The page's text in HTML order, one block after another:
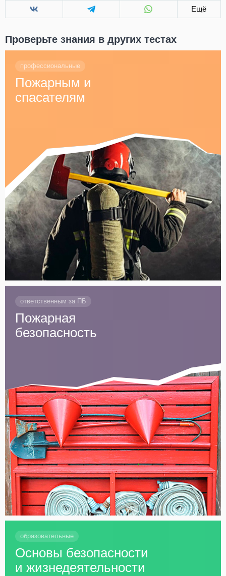
Ещё
Проверьте знания в других тестах
профессиональные
Пожарным и
спасателям
ответственным за ПБ
Пожарная
безопасность
образовательные
Основы безопасности
и жизнедеятельности